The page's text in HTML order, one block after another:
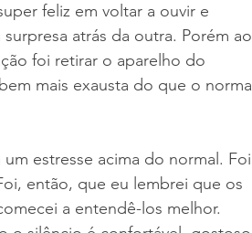
feliz em voltar a ouvir e
atrás da outra. Porém ao
foi retirar o aparelho do
mais exausta do que o normal
estresse acima do normal. Foi
então, que eu lembrei que os
a entendê-los melhor.